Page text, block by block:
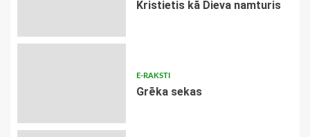
Kristietis kā Dieva namturis
E-RAKSTI
Grēka sekas